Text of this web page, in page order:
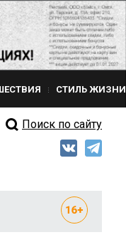
СТИЛЬ ЖИЗНИ
Поиск по сайту